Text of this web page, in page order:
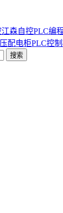
江森自控PLC编
配电柜PLC控
搜索